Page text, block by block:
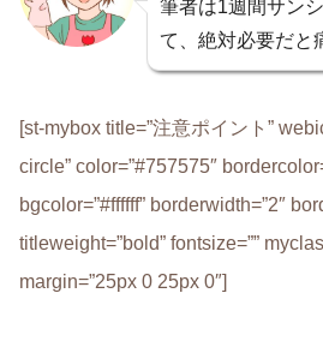
筆者は1週間サン
て、絶対必要だと
[st-mybox title=”注意ポイント”
circle” color=”#757575″
bgcolor=”#ffffff” borderwidth=”2″
titleweight=”bold” fontsize=””
margin=”25px 0 25px 0″]